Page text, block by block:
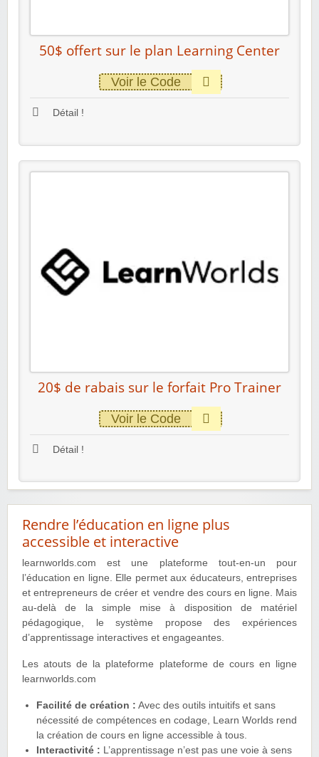
50$ offert sur le plan Learning Center
Voir le Code
Détail !
20$ de rabais sur le forfait Pro Trainer
Voir le Code
Détail !
Rendre l’éducation en ligne plus
accessible et interactive
learnworlds.com est une plateforme tout-en-un pour
l’éducation en ligne. Elle permet aux éducateurs, entreprises
et entrepreneurs de créer et vendre des cours en ligne. Mais
au-delà de la simple mise à disposition de matériel
pédagogique, le système propose des expériences
d’apprentissage interactives et engageantes.
Les atouts de la plateforme plateforme de cours en ligne
learnworlds.com
Facilité de création : Avec des outils intuitifs et sans
nécessité de compétences en codage, Learn Worlds rend
la création de cours en ligne accessible à tous.
Interactivité : L’apprentissage n’est pas une voie à sens